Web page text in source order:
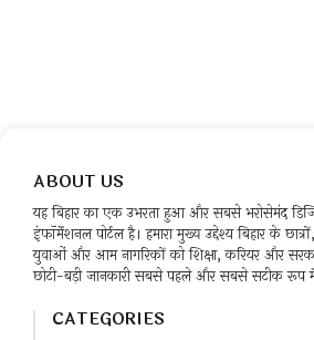
ABOUT US
यह बिहार का एक उभरता हुआ और सबसे भरोसेमंद
इंफॉर्मेशनल पोर्टल है। हमारा मुख्य उद्देश्य बिहार के
युवाओं और आम नागरिकों को शिक्षा, करियर और
छोटी-बड़ी जानकारी सबसे पहले और सबसे सटीक रूप में
CATEGORIES